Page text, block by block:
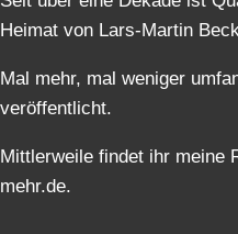
Heimat von Lars-Martin
Mal mehr, mal weniger
veröffentlicht.
Mittlerweile findet ihr meine
mehr.de.